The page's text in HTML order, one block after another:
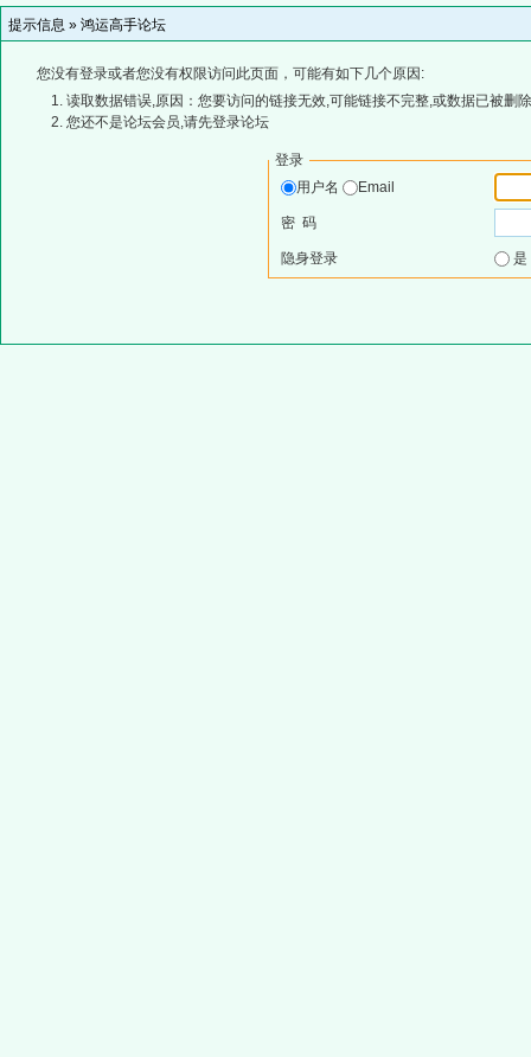
提示信息 » 鸿运高手论坛
您没有登录或者您没有权限访问此页面，可能有如下几个原因:
读取数据错误,原因：您要访问的链接无效,可能链接不完整,或数据已被删
您还不是论坛会员,请先登录论坛
登录
用户名
Email
密 码
隐身登录